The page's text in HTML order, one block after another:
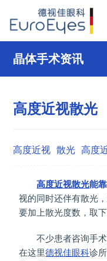
晶体手术资讯
高度近视散光
高度近视 散光 高度
高度近视散光能
视的同时还伴有散光
要加上散光度数，取
不少患者咨询手术
在这里德视佳眼科诊